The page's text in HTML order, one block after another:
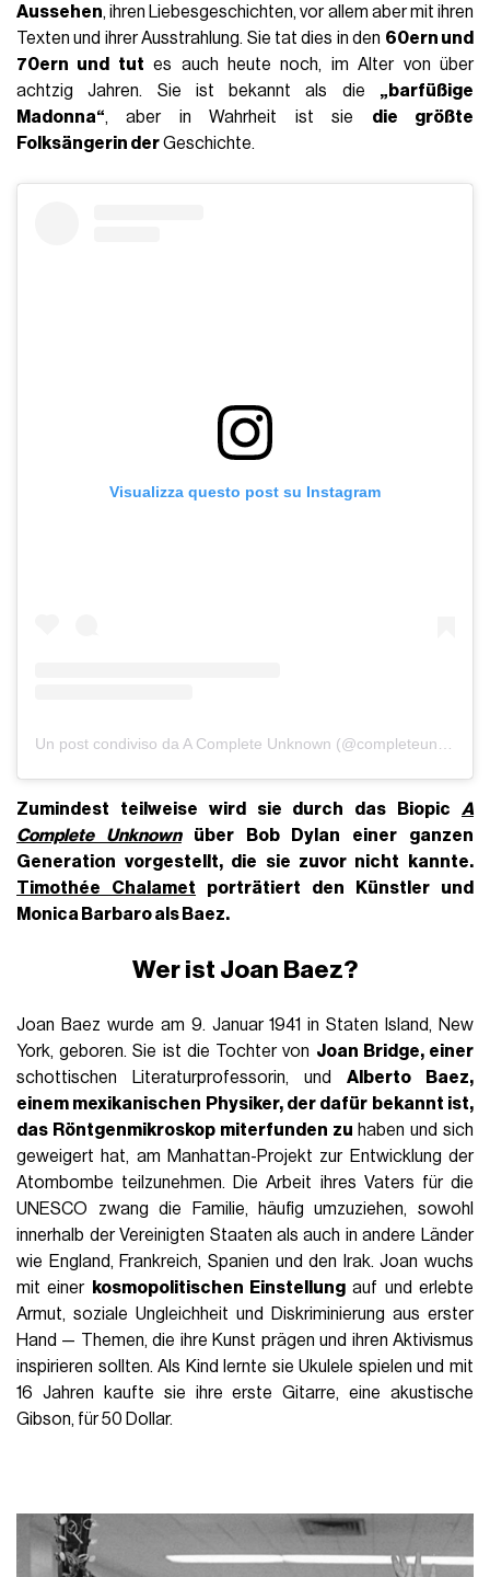
Aussehen, ihren Liebesgeschichten, vor allem aber mit ihren
Texten und ihrer Ausstrahlung. Sie tat dies in den 60ern und
70ern und tut es auch heute noch, im Alter von über
achtzig Jahren. Sie ist bekannt als die „barfüßige
Madonna“, aber in Wahrheit ist sie die größte
Folksängerin derGeschichte.
Visualizza questo post su Instagram
Un post condiviso da A Complete Unknown (@completeunknownfilm)
Zumindest teilweise wird sie durch das Biopic A
Complete Unknownüber Bob Dylan einer ganzen
Generation vorgestellt, die sie zuvor nicht kannte.
Timothée Chalamet porträtiert den Künstler und
Monica Barbaro als Baez.
Wer ist Joan Baez?
Joan Baez wurde am 9. Januar 1941 in Staten Island, New
York, geboren. Sie ist die Tochter von Joan Bridge, einer
schottischen Literaturprofessorin, und Alberto Baez,
einem mexikanischen Physiker, der dafür bekannt ist,
das Röntgenmikroskop miterfunden zu haben und sich
geweigert hat, am Manhattan-Projekt zur Entwicklung der
Atombombe teilzunehmen. Die Arbeit ihres Vaters für die
UNESCO zwang die Familie, häufig umzuziehen, sowohl
innerhalb der Vereinigten Staaten als auch in andere Länder
wie England, Frankreich, Spanien und den Irak. Joan wuchs
mit einer kosmopolitischen Einstellung auf und erlebte
Armut, soziale Ungleichheit und Diskriminierung aus erster
Hand — Themen, die ihre Kunst prägen und ihren Aktivismus
inspirieren sollten. Als Kind lernte sie Ukulele spielen und mit
16 Jahren kaufte sie ihre erste Gitarre, eine akustische
Gibson, für 50 Dollar.